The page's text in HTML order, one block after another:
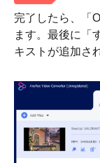
ステップ
2。
完了したら、「
ます。最後に「
キストが追加さ